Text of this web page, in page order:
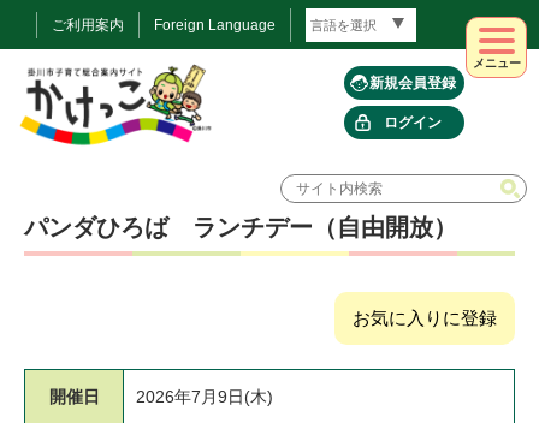
ご利用案内 Foreign Language
新規会員登録
ログイン
メニュー
パンダひろば ランチデー（自由開放）
お気に入りに登録
開催日 2026年7月9日(木)